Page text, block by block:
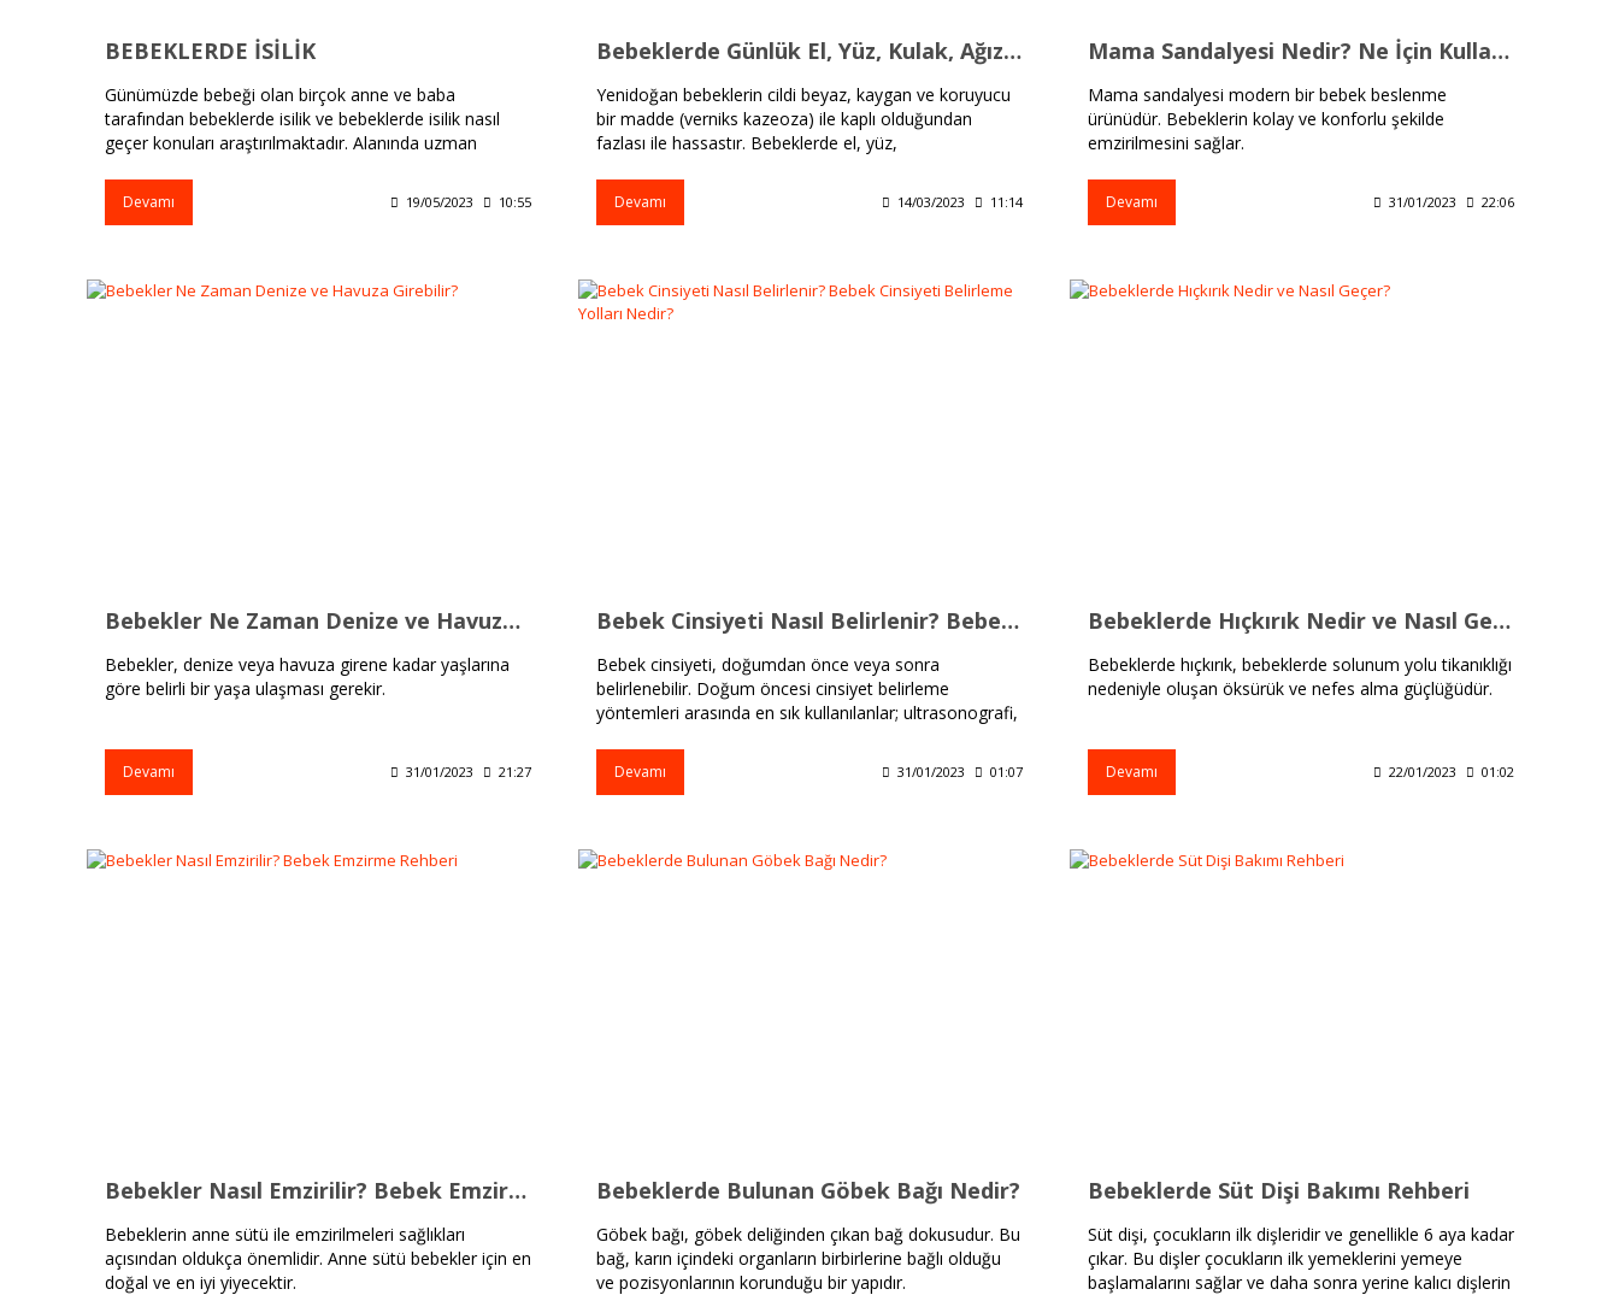
BEBEKLERDE İSİLİK
Günümüzde bebeği olan birçok anne ve baba
tarafından bebeklerde isilik ve bebeklerde isilik nasıl
geçer konuları araştırılmaktadır. Alanında uzman
Devamı 19/05/2023 10:55
Bebeklerde Günlük El, Yüz, Kulak, Ağız, Burun ve Cilt Temizliği
Yenidoğan bebeklerin cildi beyaz, kaygan ve koruyucu
bir madde (verniks kazeoza) ile kaplı olduğundan
fazlası ile hassastır. Bebeklerde el, yüz,
Devamı 14/03/2023 11:14
Mama Sandalyesi Nedir? Ne İçin Kullanılır?
Mama sandalyesi modern bir bebek beslenme
ürünüdür. Bebeklerin kolay ve konforlu şekilde
emzirilmesini sağlar.
Devamı 31/01/2023 22:06
Bebekler Ne Zaman Denize ve Havuza Girebilir?
Bebekler, denize veya havuza girene kadar yaşlarına
göre belirli bir yaşa ulaşması gerekir.
Devamı 31/01/2023 21:27
Bebek Cinsiyeti Nasıl Belirlenir? Bebek Cinsiyeti Belirleme Yolları Nedir?
Bebek cinsiyeti, doğumdan önce veya sonra
belirlenebilir. Doğum öncesi cinsiyet belirleme
yöntemleri arasında en sık kullanılanlar; ultrasonografi,
bebekte cinsiyet belirlenmesi için kullanılan genetik ve
fiziksel testlerdir.
Devamı 31/01/2023 01:07
Bebeklerde Hıçkırık Nedir ve Nasıl Geçer?
Bebeklerde hıçkırık, bebeklerde solunum yolu tikanıklığı
nedeniyle oluşan öksürük ve nefes alma güçlüğüdür.
Devamı 22/01/2023 01:02
Bebekler Nasıl Emzirilir? Bebek Emzirme Rehberi
Bebeklerin anne sütü ile emzirilmeleri sağlıkları
açısından oldukça önemlidir. Anne sütü bebekler için en
doğal ve en iyi yiyecektir.
Bebeklerde Bulunan Göbek Bağı Nedir?
Göbek bağı, göbek deliğinden çıkan bağ dokusudur. Bu
bağ, karın içindeki organların birbirlerine bağlı olduğu
ve pozisyonlarının korunduğu bir yapıdır.
Bebeklerde Süt Dişi Bakımı Rehberi
Süt dişi, çocukların ilk dişleridir ve genellikle 6 aya kadar
çıkar. Bu dişler çocukların ilk yemeklerini yemeye
başlamalarını sağlar ve daha sonra yerine kalıcı dişlerin